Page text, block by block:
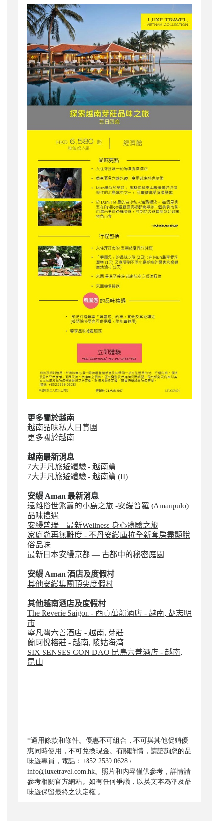
更多關於越南
越南品味私人日賞團
更多關於越南
越南最新消息
7大非凡旅遊體驗 - 越南篇
7大非凡旅遊體驗 - 越南篇 (II)
安縵 Aman 最新消息
遠離俗世繁囂的小島之旅 -安縵普羅 (Amanpulo)
品味禮遇
安縵普瑞 – 最新Wellness 身心體驗之旅
家庭遊再無難度 - 不丹安縵庫拉全新套房盡顯脫
俗品味
最新日本安縵京都 — 古都中的秘密庭園
安縵 Aman 酒店及度假村
其他安縵集團頂尖度假村
其他越南酒店及度假村
The Reverie Saigon - 西貢萬韻酒店 - 越南, 胡志明
市
寧凡灣六善酒店 - 越南, 芽莊
蘭珂悅榕莊 - 越南, 陵姑海湾
SIX SENSES CON DAO 昆島六善酒店 - 越南,
昆山
*適用條款和條件。優惠不可組合，不可與其他促銷優
惠同時使用，不可兌換現金。有關詳情，請諮詢您的品
味遊專員，電話：+852 2539 0628 /
info@luxetravel.com.hk。照片和內容僅供參考，詳情請
參考相關官方網站。如有任何爭議，以英文本為準及品
味遊保留最終之決定權 。